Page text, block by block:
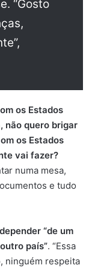
“Gosto
os Estados
não quero brigar
os Estados
vai fazer?
numa mesa,
e tudo
“de um
país”. “Essa
ninguém respeita